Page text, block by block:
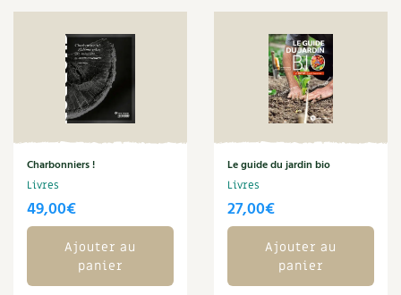
Protéger la nature
Autonomie
Actions pour la planète
Archives
Charbonniers !
Livres
49,00€
Ajouter au
panier
Le guide du jardin bio
Livres
27,00€
Ajouter au
panier